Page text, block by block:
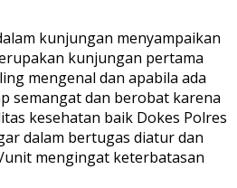
kunjungan menyampaikan
kunjungan pertama
mengenal dan apabila ada
semangat dan berobat karena
kesehatan baik Dokes Polres
dalam bertugas diatur dan
mengingat keterbatasan